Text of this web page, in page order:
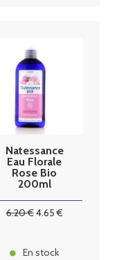
Natessance
Eau Florale
Rose Bio
200ml
6.20€4.65€
En stock